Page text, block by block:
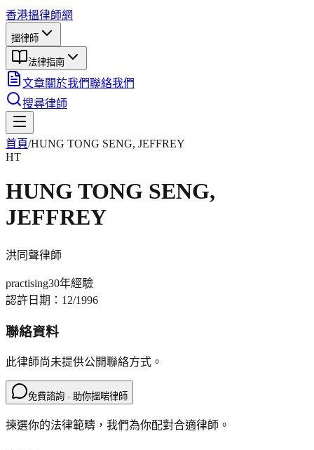
香港搵律師網
搵律師
法律指南
文章關於我們聯絡我們
搜尋律師
首頁/HUNG TONG SENG, JEFFREY
HT
HUNG TONG SENG,
JEFFREY
洪同聲律師
practising30年經驗
認許日期： 12/1996
聯絡資料
此律師尚未提供公開聯絡方式。
免費諮詢 · 助你搵啱律師
揀選你的法律範疇，我們為你配對合適律師。